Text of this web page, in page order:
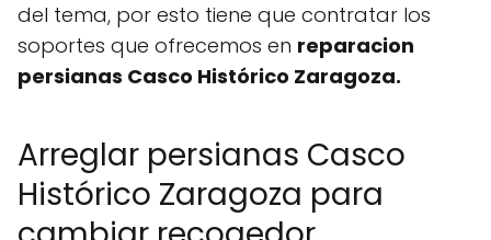
del tema, por esto tiene que contratar los
soportes que ofrecemos en reparacion
persianas Casco Histórico Zaragoza.
Arreglar persianas Casco
Histórico Zaragoza para